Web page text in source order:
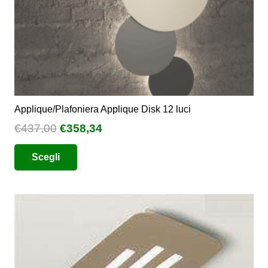
del
prodotto
Applique/Plafoniera Applique Disk 12 luci
€437,00 Il
prezzo
originale
era:
€358,34Il
Scegli
più
opzioni
possono